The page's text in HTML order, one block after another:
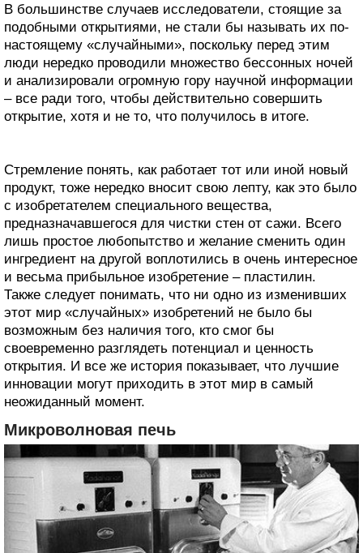
В большинстве случаев исследователи, стоящие за
подобными открытиями, не стали бы называть их по-
настоящему «случайными», поскольку перед этим
люди нередко проводили множество бессонных ночей
и анализировали огромную гору научной информации
– все ради того, чтобы действительно совершить
открытие, хотя и не то, что получилось в итоге.
Стремление понять, как работает тот или иной новый
продукт, тоже нередко вносит свою лепту, как это было
с изобретателем специального вещества,
предназначавшегося для чистки стен от сажи. Всего
лишь простое любопытство и желание сменить один
ингредиент на другой воплотились в очень интересное
и весьма прибыльное изобретение – пластилин.
Также следует понимать, что ни одно из изменивших
этот мир «случайных» изобретений не было бы
возможным без наличия того, кто смог бы
своевременно разглядеть потенциал и ценность
открытия. И все же история показывает, что лучшие
инновации могут приходить в этот мир в самый
неожиданный момент.
Микроволновая печь